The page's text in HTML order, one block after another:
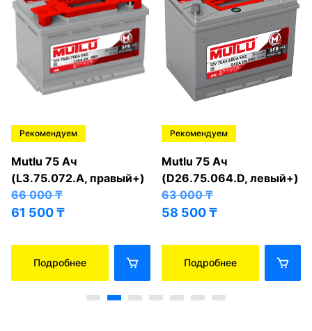
Рекомендуем
Mutlu 75 Ач
(L3.75.072.A, правый+)
66 000₸
61 500₸
Подробнее
Рекомендуем
Mutlu 75 Ач
(D26.75.064.D, левый+)
63 000₸
58 500₸
Подробнее